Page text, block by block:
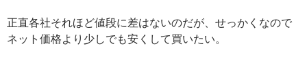
正直各社それほど値段に差はないのだが、せっかくなので
ネット価格より少しでも安くして買いたい。